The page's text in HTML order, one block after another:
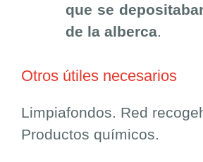
que se
de la alberca
Otros útiles necesarios
Limpiafondos. Red
Productos químicos.